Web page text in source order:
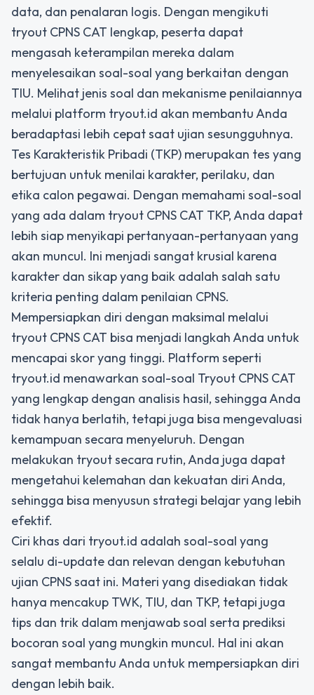
data, dan penalaran logis. Dengan mengikuti
tryout CPNS CAT lengkap, peserta dapat
mengasah keterampilan mereka dalam
menyelesaikan soal-soal yang berkaitan dengan
TIU. Melihat jenis soal dan mekanisme penilaiannya
melalui platform tryout.id akan membantu Anda
beradaptasi lebih cepat saat ujian sesungguhnya.
Tes Karakteristik Pribadi (TKP) merupakan tes yang
bertujuan untuk menilai karakter, perilaku, dan
etika calon pegawai. Dengan memahami soal-soal
yang ada dalam tryout CPNS CAT TKP, Anda dapat
lebih siap menyikapi pertanyaan-pertanyaan yang
akan muncul. Ini menjadi sangat krusial karena
karakter dan sikap yang baik adalah salah satu
kriteria penting dalam penilaian CPNS.
Mempersiapkan diri dengan maksimal melalui
tryout CPNS CAT bisa menjadi langkah Anda untuk
mencapai skor yang tinggi. Platform seperti
tryout.id menawarkan soal-soal Tryout CPNS CAT
yang lengkap dengan analisis hasil, sehingga Anda
tidak hanya berlatih, tetapi juga bisa mengevaluasi
kemampuan secara menyeluruh. Dengan
melakukan tryout secara rutin, Anda juga dapat
mengetahui kelemahan dan kekuatan diri Anda,
sehingga bisa menyusun strategi belajar yang lebih
efektif.
Ciri khas dari tryout.id adalah soal-soal yang
selalu di-update dan relevan dengan kebutuhan
ujian CPNS saat ini. Materi yang disediakan tidak
hanya mencakup TWK, TIU, dan TKP, tetapi juga
tips dan trik dalam menjawab soal serta prediksi
bocoran soal yang mungkin muncul. Hal ini akan
sangat membantu Anda untuk mempersiapkan diri
dengan lebih baik.